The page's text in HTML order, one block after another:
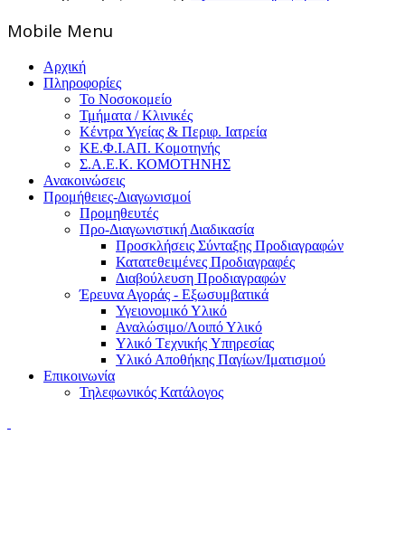
Mοbile Menu
Αρχική
Πληροφορίες
Το Νοσοκομείο
Τμήματα / Κλινικές
Κέντρα Υγείας & Περιφ. Ιατρεία
ΚΕ.Φ.Ι.ΑΠ. Κομοτηνής
Σ.Α.Ε.Κ. ΚΟΜΟΤΗΝΗΣ
Ανακοινώσεις
Προμήθειες-Διαγωνισμοί
Προμηθευτές
Προ-Διαγωνιστική Διαδικασία
Προσκλήσεις Σύνταξης Προδιαγραφών
Κατατεθειμένες Προδιαγραφές
Διαβούλευση Προδιαγραφών
Έρευνα Αγοράς - Εξωσυμβατικά
Υγειονομικό Υλικό
Αναλώσιμο/Λοιπό Υλικό
Υλικό Tεχνικής Yπηρεσίας
Υλικό Αποθήκης Παγίων/Ιματισμού
Επικοινωνία
Τηλεφωνικός Κατάλογος